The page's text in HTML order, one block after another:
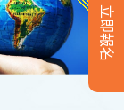
立即報名